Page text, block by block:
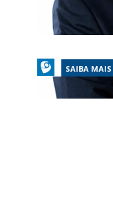
SAIBA MAIS